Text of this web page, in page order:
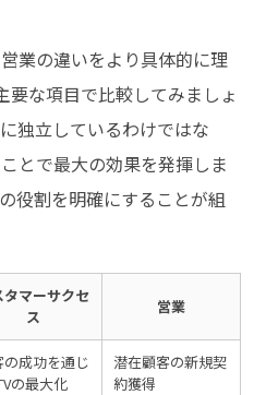
業の違いをより具体的に理
要な項目で比較してみましょ
独立しているわけではな
とで最大の効果を発揮しま
役割を明確にすることが組
タマーサクセ
ス
営業
の成功を通じ
の最大化
潜在顧客の新規契
約獲得